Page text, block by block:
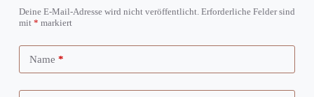
Deine E-Mail-Adresse wird nicht veröffentlicht. Erforderliche Felder sind
mit * markiert
Name *